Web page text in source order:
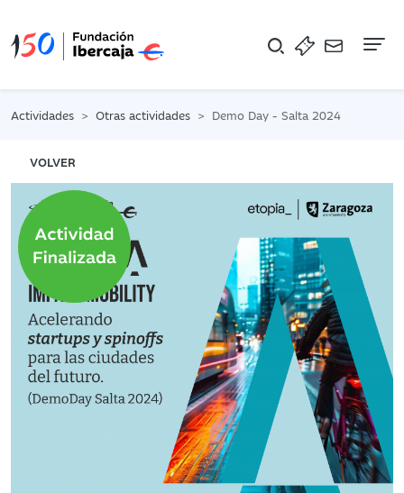
Actividades Otras actividades Demo Day - Salta 2024
VOLVER